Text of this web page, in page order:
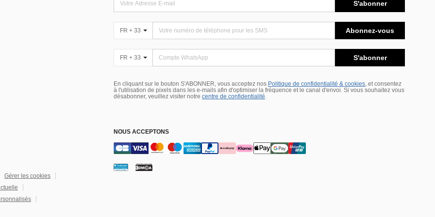
S'abonner
FR + 33 Abonnez-vous
FR + 33 S'abonner
En cliquant sur le bouton S'ABONNER, vous acceptez nos Politique de confidentialité & cookies, et consentez
à l'utilisation de pixels dans les e-mails afin d'optimiser la fréquence et le canal d'envoi. Si vous souhaitez vous
désabonner, veuillez visiter notre centre de confidentialité.
NOUS ACCEPTONS
Gérer les cookies